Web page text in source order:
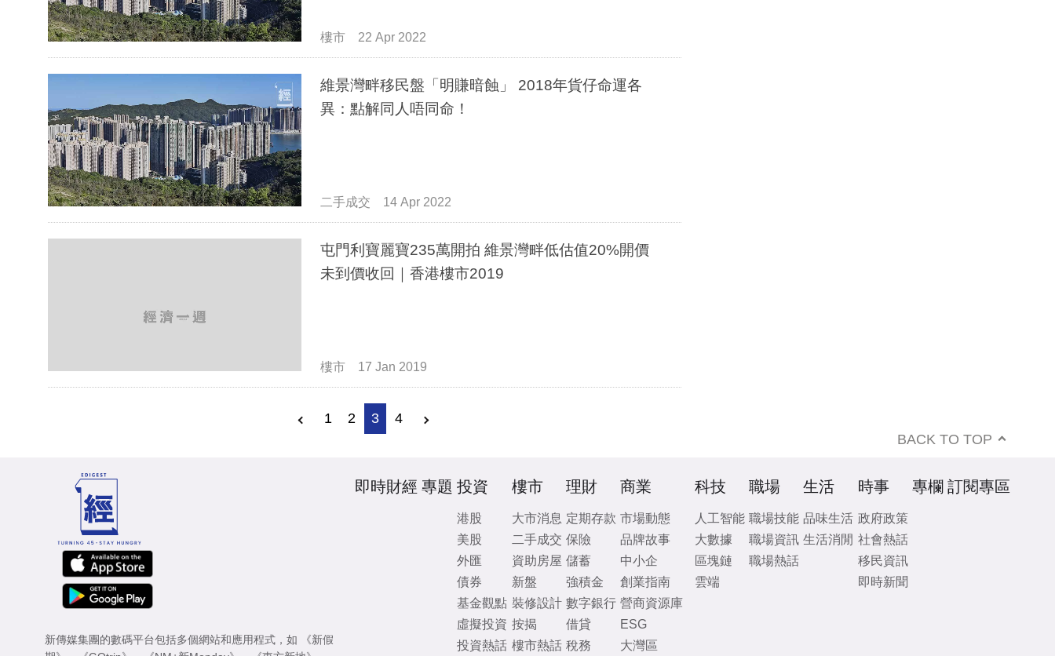
樓市 22 Apr 2022
維景灣畔移民盤「明賺暗蝕」 2018年貨仔命運各
異：點解同人唔同命！
二手成交 14 Apr 2022
屯門利寶麗寶235萬開拍 維景灣畔低估值20%開價
未到價收回｜香港樓市2019
樓市 17 Jan 2019
1 2 3 4
BACK TO TOP
新傳媒集團的數碼平台包括多個網站和應用程式，如
《新假
即時財經 專題 投資
港股
美股
外匯
債券
基金觀點
虛擬投資
投資熱話
樓市
大市消息
二手成交
資助房屋
新盤
裝修設計
按揭
樓市熱話
理財
定期存款
保險
儲蓄
強積金
數字銀行
借貸
稅務
商業
市場動態
品牌故事
中小企
創業指南
營商資源庫
ESG
大灣區
科技
人工智能
大數據
區塊鏈
雲端
職場
職場技能
職場資訊
職場熱話
生活
品味生活
生活消閒
時事
政府政策
社會熱話
移民資訊
即時新聞
專欄 訂閱專區